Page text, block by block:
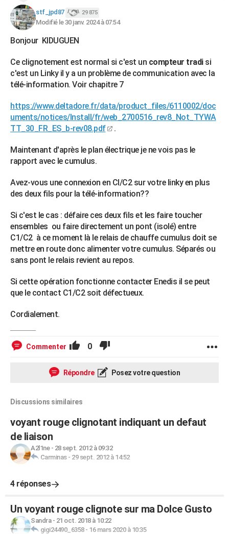
stf_jpd87 29 875
Modifié le 30 janv. 2024 à 07:54
Bonjour KIDUGUEN
Ce clignotement est normal si c'est un compteur tradisi
c'est un Linky il y a un problème de communication avec la
télé-information. Voir chapitre 7
https://www.deltadore.fr/data/product_files/6110002/doc
uments/notices/Install/fr/web_2700516_rev8_Not_TYWA
TT_30_FR_ES_b-rev08.pdf
.
Maintenant d'après le plan électrique je ne vois pas le
rapport avec le cumulus.
Avez-vous une connexion en CI/C2 sur votre linky en plus
des deux fils pour la télé-information??
Si c'est le cas : défaire ces deux fils et les faire toucher
ensembles ou faire directement un pont (isolé) entre
C1/C2 à ce moment là le relais de chauffe cumulus doit se
mettre en route donc alimenter votre cumulus. Séparés ou
sans pont le relais revient au repos.
Si cette opération fonctionne contacter Enedis il se peut
que le contact C1/C2 soit défectueux.
Cordialement.
Commenter 0
Répondre Posez votre question
Discussions similaires
voyant rouge clignotant indiquant un defaut
de liaison
A2l1ne- 28 sept. 2012 à 09:32
Carminas- 29 sept. 2012 à 14:52
4 réponses
Un voyant rouge clignote sur ma Dolce Gusto
Sandra- 21 oct. 2018 à 10:22
gigi24490_6358- 16 mars 2020 à 10:35